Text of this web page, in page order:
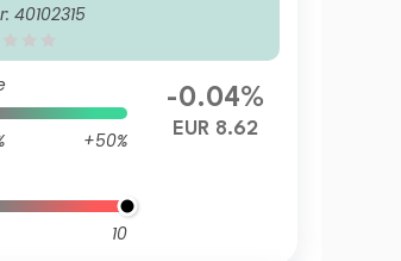
Bond Fund (LUX) Zd
40102315
+50%
10
-0.04%
EUR 8.62